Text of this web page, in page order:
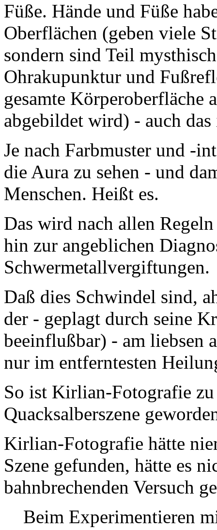
Füße. Hände und Füße
Oberflächen (geben viele
sondern sind Teil
Ohrakupunktur und
gesamte Körperoberfläche
abgebildet wird) - auch
Je nach Farbmuster und -
die Aura zu sehen - und
Menschen. Heißt es.
Das wird nach allen
hin zur angeblichen
Schwermetallvergiftungen.
Daß dies Schwindel sind,
der - geplagt durch seine
beeinflußbar) - am liebsen
nur im entferntesten
So ist Kirlian-Fotografie
Quacksalberszene
Kirlian-Fotografie hätte
Szene gefunden, hätte es
bahnbrechenden Versuch
Beim Experimentieren